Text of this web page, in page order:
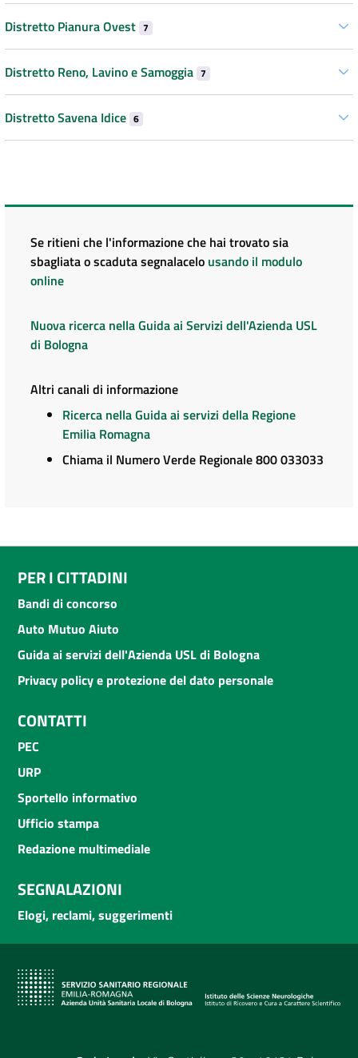
Distretto Pianura Ovest 7
Distretto Reno, Lavino e Samoggia 7
Distretto Savena Idice 6
Se ritieni che l'informazione che hai trovato sia
sbagliata o scaduta segnalacelo usando il modulo
online
Nuova ricerca nella Guida ai Servizi dell'Azienda USL
di Bologna
Altri canali di informazione
Ricerca nella Guida ai servizi della Regione
Emilia Romagna
Chiama il Numero Verde Regionale 800 033033
PER I CITTADINI
Bandi di concorso
Auto Mutuo Aiuto
Guida ai servizi dell'Azienda USL di Bologna
Privacy policy e protezione del dato personale
CONTATTI
PEC
URP
Sportello informativo
Ufficio stampa
Redazione multimediale
SEGNALAZIONI
Elogi, reclami, suggerimenti